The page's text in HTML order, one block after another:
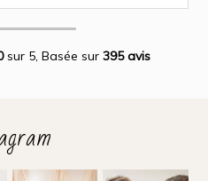
sur 5, Basée sur 395 avis